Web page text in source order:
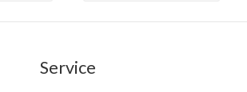
Service